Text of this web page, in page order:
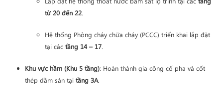
từ 20 đến 22.
Hệ thống Phòng cháy chữa cháy (PCCC) triển khai lắp đặt
tại các tầng 14 – 17.
Khu vực hầm (Khu 5 tầng): Hoàn thành gia công cố pha và cốt
thép dầm sàn tại tầng 3A.